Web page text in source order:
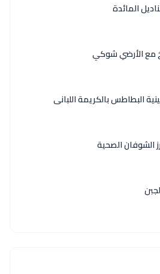
المائدة
مع الأرضي شوكي
البطاطس بالكريمة اللبانى
الشوفان الصحية